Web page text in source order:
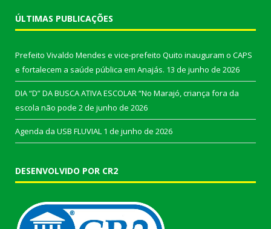
ÚLTIMAS PUBLICAÇÕES
Prefeito Vivaldo Mendes e vice-prefeito Quito inauguram o CAPS
e fortalecem a saúde pública em Anajás. 13 de junho de 2026
DIA “D” DA BUSCA ATIVA ESCOLAR “No Marajó, criança fora da
escola não pode 2 de junho de 2026
Agenda da USB FLUVIAL 1 de junho de 2026
DESENVOLVIDO POR CR2